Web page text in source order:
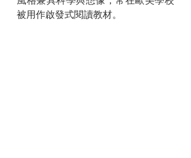
被用作啟發式閱讀教材。